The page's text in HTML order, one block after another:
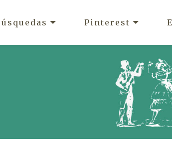
Pinterest